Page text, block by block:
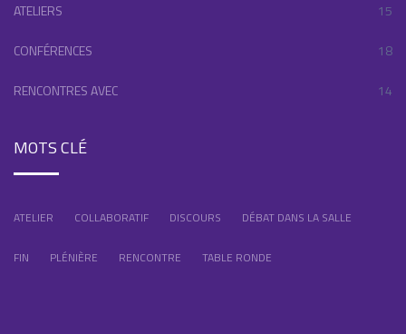
ATELIERS 15
CONFÉRENCES 18
RENCONTRES AVEC 14
MOTS CLÉ
ATELIER COLLABORATIF DISCOURS DÉBAT DANS LA SALLE
FIN PLÉNIÈRE RENCONTRE TABLE RONDE